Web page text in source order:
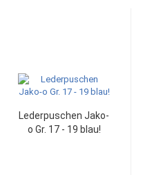
Lederpuschen Jako-
o Gr. 17 - 19 blau!